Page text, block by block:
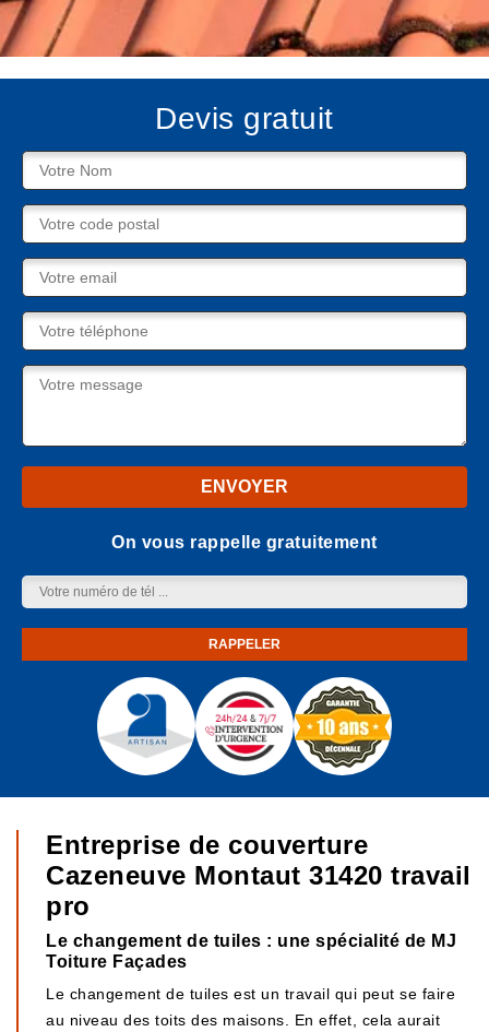
Devis gratuit
On vous rappelle gratuitement
Entreprise de couverture
Cazeneuve Montaut 31420 travail
pro
Le changement de tuiles : une spécialité de MJ
Toiture Façades
Le changement de tuiles est un travail qui peut se faire
au niveau des toits des maisons. En effet, cela aurait